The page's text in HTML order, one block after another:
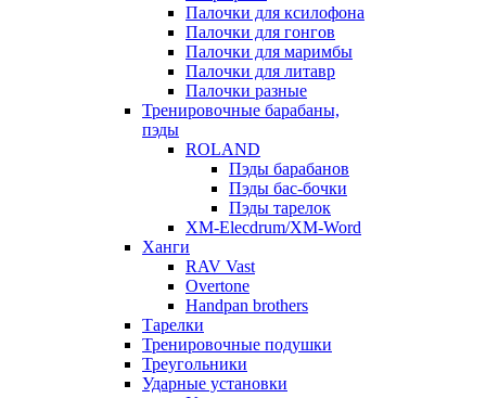
Палочки для ксилофона
Палочки для гонгов
Палочки для маримбы
Палочки для литавр
Палочки разные
Тренировочные барабаны,
пэды
ROLAND
Пэды барабанов
Пэды бас-бочки
Пэды тарелок
XM-Elecdrum/XM-Word
Ханги
RAV Vast
Overtone
Handpan brothers
Тарелки
Тренировочные подушки
Треугольники
Ударные установки